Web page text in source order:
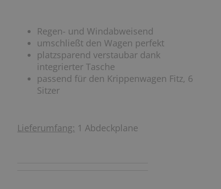
Regen- und Windabweisend
umschließt den Wagen perfekt
platzsparend verstaubar dank
integrierter Tasche
passend für den Krippenwagen Fitz, 6
Sitzer
Lieferumfang: 1 Abdeckplane